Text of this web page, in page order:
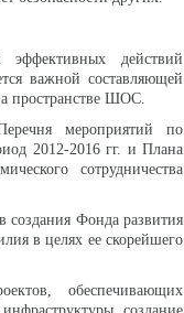
эффективных действий
важной составляющей
пространстве ШОС.
мероприятий по
2012-2016 гг. и Плана
сотрудничества
создания Фонда развития
в целях ее скорейшего
обеспечивающих